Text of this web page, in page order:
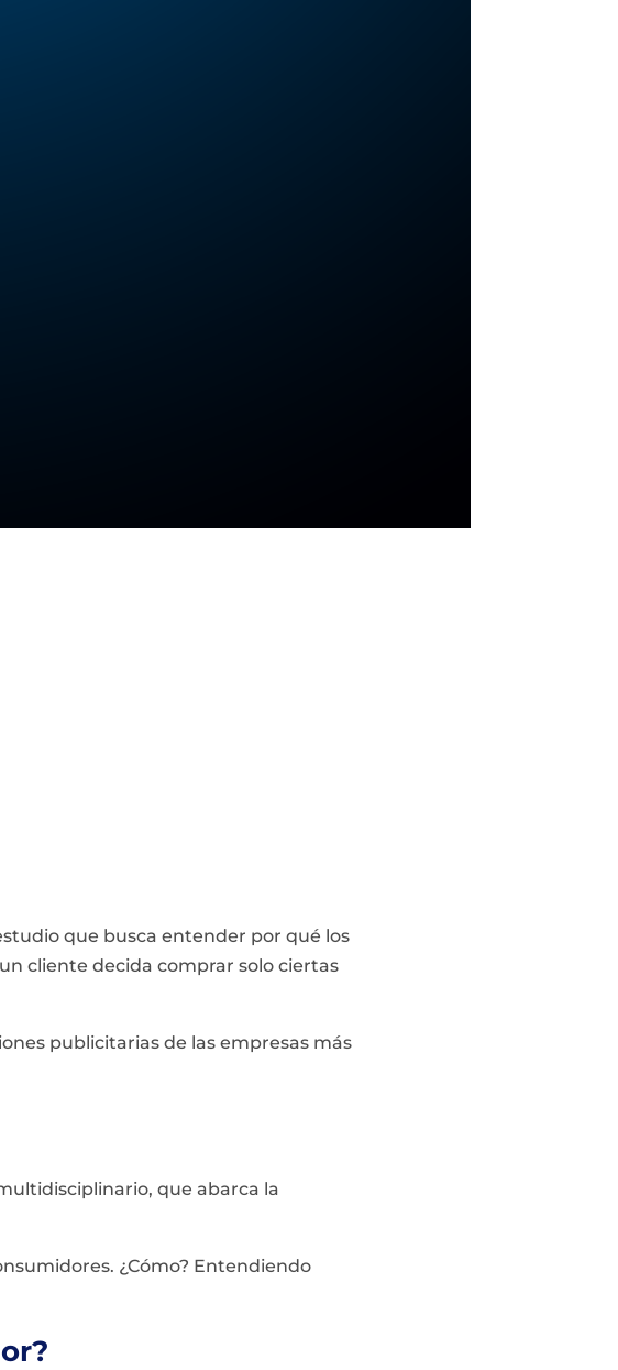
que busca entender por qué los
cliente decida comprar solo ciertas
publicitarias de las empresas más
que abarca la
¿Cómo? Entendiendo